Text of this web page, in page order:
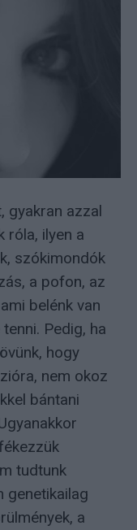
gyakran azzal
róla, ilyen a
szókimondók
a pofon, az
belénk van
Pedig, ha
hogy
nem okoz
bántani
tudtunk
genetikailag
a